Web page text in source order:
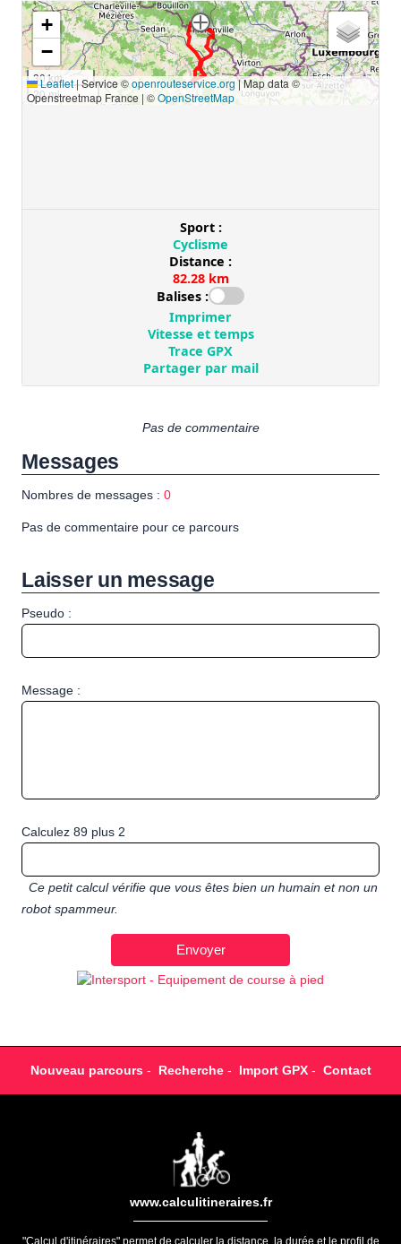
Pas de commentaire
Messages
Nombres de messages : 0
Pas de commentaire pour ce parcours
Laisser un message
Pseudo :
Message :
Calculez 89 plus 2
Ce petit calcul vérifie que vous êtes bien un humain et non un
robot spammeur.
Nouveau parcours- Recherche- Import GPX- Contact
www.calculitineraires.fr
"Calcul d'itinéraires" permet de calculer la distance, la durée et le profil de